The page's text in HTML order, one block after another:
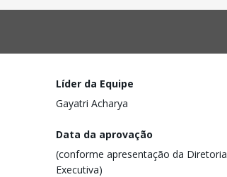
Líder da Equipe
Gayatri Acharya
Data da aprovação
(conforme apresentação da Diretoria
Executiva)